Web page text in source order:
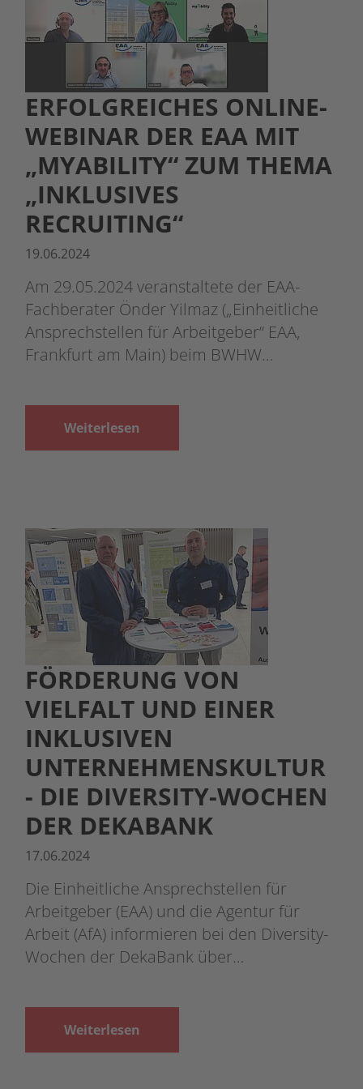
ERFOLGREICHES ONLINE-
WEBINAR DER EAA MIT
„MYABILITY“ ZUM THEMA
„INKLUSIVES
RECRUITING“
19.06.2024
Am 29.05.2024 veranstaltete der EAA-
Fachberater Önder Yilmaz („Einheitliche
Ansprechstellen für Arbeitgeber“ EAA,
Frankfurt am Main) beim BWHW…
Weiterlesen
FÖRDERUNG VON
VIELFALT UND EINER
INKLUSIVEN
UNTERNEHMENSKULTUR
- DIE DIVERSITY-WOCHEN
DER DEKABANK
17.06.2024
Die Einheitliche Ansprechstellen für
Arbeitgeber (EAA) und die Agentur für
Arbeit (AfA) informieren bei den Diversity-
Wochen der DekaBank über…
Weiterlesen